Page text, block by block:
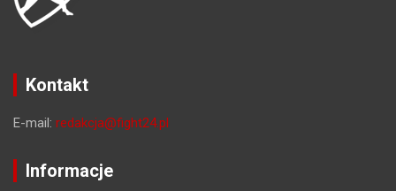
Kontakt
E-mail: redakcja@fight24.pl
Informacje